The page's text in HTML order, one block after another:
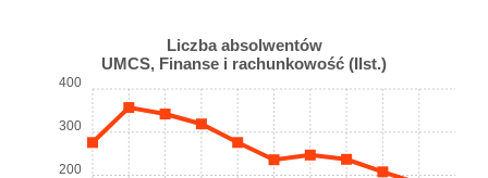
Liczba absolwentów
UMCS, Finanse i rachunkowość (IIst.)
200
300
400